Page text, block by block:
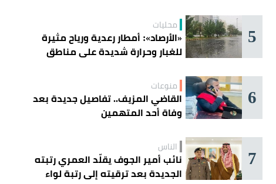
5 محليات
«الأرصاد»: أمطار رعدية ورياح مثيرة
للغبار وحرارة شديدة على مناطق
6 منوعات
القاضي المزيف.. تفاصيل جديدة بعد
وفاة أحد المتهمين
7 الناس
نائب أمير الجوف يقلّد العمري رتبته
الجديدة بعد ترقيته إلى رتبة لواء